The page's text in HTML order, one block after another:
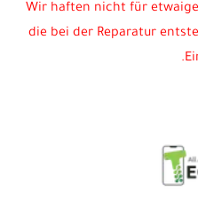
Wir haften nicht für
die bei der Reparatur